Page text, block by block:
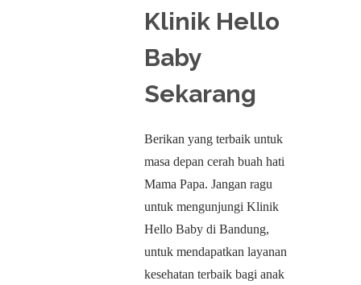
Klinik Hello
Baby
Sekarang
Berikan yang terbaik untuk
masa depan cerah buah hati
Mama Papa. Jangan ragu
untuk mengunjungi Klinik
Hello Baby di Bandung,
untuk mendapatkan layanan
kesehatan terbaik bagi anak